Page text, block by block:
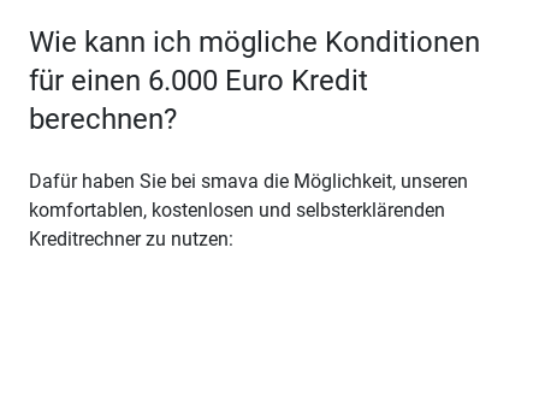
Wie kann ich mögliche Konditionen
für einen 6.000 Euro Kredit
berechnen?
Dafür haben Sie bei smava die Möglichkeit, unseren
komfortablen, kostenlosen und selbsterklärenden
Kreditrechner zu nutzen: